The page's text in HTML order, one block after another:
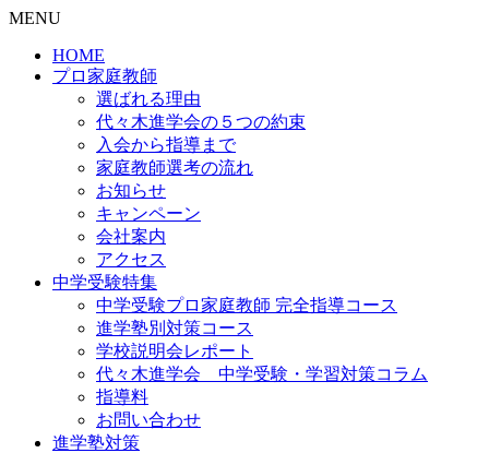
MENU
HOME
プロ家庭教師
選ばれる理由
代々木進学会の５つの約束
入会から指導まで
家庭教師選考の流れ
お知らせ
キャンペーン
会社案内
アクセス
中学受験特集
中学受験プロ家庭教師 完全指導コース
進学塾別対策コース
学校説明会レポート
代々木進学会 中学受験・学習対策コラム
指導料
お問い合わせ
進学塾対策